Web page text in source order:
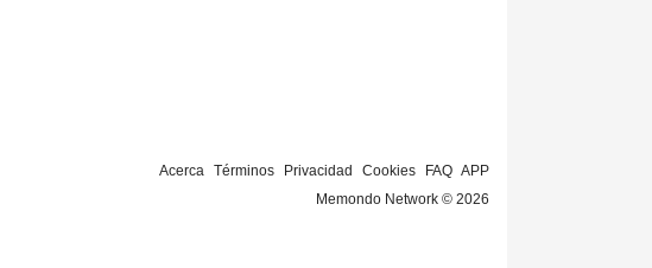
Acerca Términos Privacidad Cookies FAQ APP
Memondo Network © 2026